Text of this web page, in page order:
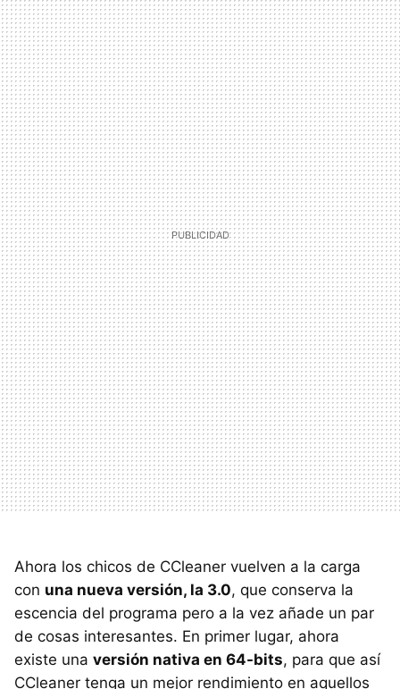
Ahora los chicos de CCleaner vuelven a la carga
con una nueva versión, la 3.0, que conserva la
escencia del programa pero a la vez añade un par
de cosas interesantes. En primer lugar, ahora
existe una versión nativa en 64-bits, para que así
CCleaner tenga un mejor rendimiento en aquellos